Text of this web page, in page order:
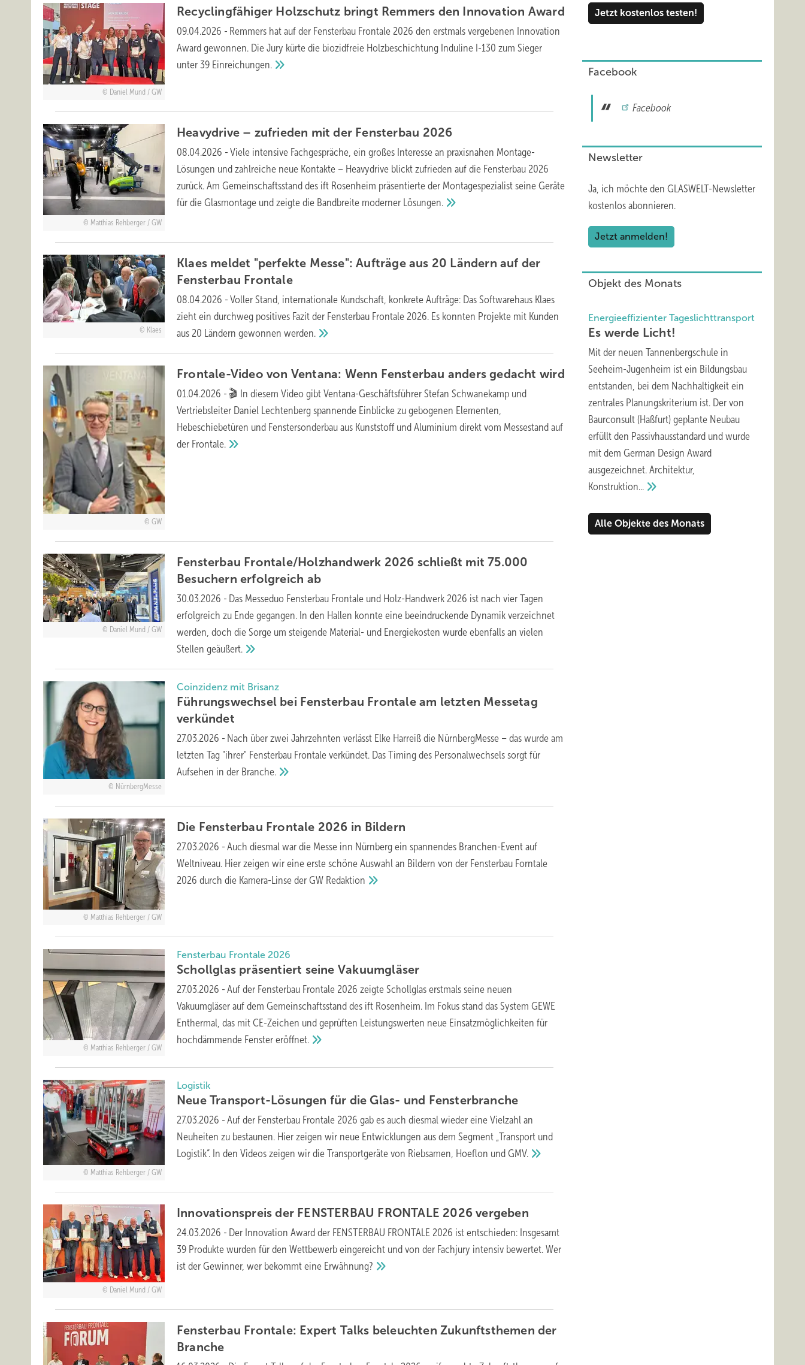
Daniel Mund / GW
Recyclingfähiger Holzschutz bringt Remmers den Innovation Award
09.04.2026 - Remmers hat auf der Fensterbau Frontale 2026 den erstmals vergebenen Innovation
Award gewonnen. Die Jury kürte die biozidfreie Holzbeschichtung Induline I-130 zum Sieger
unter 39 Einreichungen.
Matthias Rehberger / GW
Heavydrive – zufrieden mit der Fensterbau 2026
08.04.2026 - Viele intensive Fachgespräche, ein großes Interesse an praxisnahen Montage-
Lösungen und zahlreiche neue Kontakte – Heavydrive blickt zufrieden auf die Fensterbau 2026
zurück. Am Gemeinschaftsstand des ift Rosenheim präsentierte der Montagespezialist seine Geräte
für die Glasmontage und zeigte die Bandbreite moderner Lösungen.
Klaes
Klaes meldet "perfekte Messe": Aufträge aus 20 Ländern auf der
Fensterbau Frontale
08.04.2026 - Voller Stand, internationale Kundschaft, konkrete Aufträge: Das Softwarehaus Klaes
zieht ein durchweg positives Fazit der Fensterbau Frontale 2026. Es konnten Projekte mit Kunden
aus 20 Ländern gewonnenwerden.
GW
Frontale-Video von Ventana: Wenn Fensterbau anders gedacht wird
01.04.2026 - 🎬 In diesem Video gibt Ventana-Geschäftsführer Stefan Schwanekamp und
Vertriebsleiter Daniel Lechtenberg spannende Einblicke zu gebogenen Elementen,
Hebeschiebetüren und Fenstersonderbau aus Kunststoff und Aluminium direkt vom Messestand auf
der Frontale.
Daniel Mund / GW
Fensterbau Frontale/Holzhandwerk 2026 schließt mit 75.000
Besuchern erfolgreich ab
30.03.2026 - Das Messeduo Fensterbau Frontale und Holz-Handwerk 2026 ist nach vier Tagen
erfolgreich zu Ende gegangen. In den Hallen konnte eine beeindruckende Dynamik verzeichnet
werden, doch die Sorge um steigende Material- und Energiekosten wurde ebenfalls an vielen
Stellengeäußert.
NürnbergMesse
Coinzidenz mit Brisanz
Führungswechsel bei Fensterbau Frontale am letzten Messetag
verkündet
27.03.2026 - Nach über zwei Jahrzehnten verlässt Elke Harreiß die NürnbergMesse – das wurde am
letzten Tag "ihrer" Fensterbau Frontale verkündet. Das Timing des Personalwechsels sorgt für
Aufsehen in der Branche.
Matthias Rehberger / GW
Die Fensterbau Frontale 2026 in Bildern
27.03.2026 - Auch diesmal war die Messe inn Nürnberg ein spannendes Branchen-Event auf
Weltniveau. Hier zeigen wir eine erste schöne Auswahl an Bildern von der Fensterbau Forntale
2026 durch die Kamera-Linse der GW Redaktion
Matthias Rehberger / GW
Fensterbau Frontale 2026
Schollglas präsentiert seine Vakuumgläser
27.03.2026 - Auf der Fensterbau Frontale 2026 zeigte Schollglas erstmals seine neuen
Vakuumgläser auf dem Gemeinschaftsstand des ift Rosenheim. Im Fokus stand das System GEWE
Enthermal, das mit CE-Zeichen und geprüften Leistungswerten neue Einsatzmöglichkeiten für
hochdämmende Fenstereröffnet.
Matthias Rehberger / GW
Logistik
Neue Transport-Lösungen für die Glas- und Fensterbranche
27.03.2026 - Auf der Fensterbau Frontale 2026 gab es auch diesmal wieder eine Vielzahl an
Neuheiten zu bestaunen. Hier zeigen wir neue Entwicklungen aus dem Segment „Transport und
Logistik“. In den Videos zeigen wir die Transportgeräte von Riebsamen, Hoeflon undGMV.
Daniel Mund / GW
Innovationspreis der FENSTERBAU FRONTALE 2026vergeben
24.03.2026 - Der Innovation Award der FENSTERBAU FRONTALE 2026 ist entschieden: Insgesamt
39 Produkte wurden für den Wettbewerb eingereicht und von der Fachjury intensiv bewertet. Wer
ist der Gewinner, wer bekommt eine Erwähnung?
Fensterbau Frontale: Expert Talks beleuchten Zukunftsthemen der
Branche
Jetzt kostenlos testen!
Facebook
Facebook
Newsletter
Ja, ich möchte den GLASWELT-Newsletter
kostenlos abonnieren.
Jetzt anmelden!
Objekt des Monats
Energieeffizienter Tageslichttransport
Es werde Licht!
Mit der neuen Tannenbergschule in
Seeheim-Jugenheim ist ein Bildungsbau
entstanden, bei dem Nachhaltigkeit ein
zentrales Planungskriterium ist. Der von
Baurconsult (Haßfurt) geplante Neubau
erfüllt den Passivhausstandard und wurde
mit dem German Design Award
ausgezeichnet. Architektur,
Konstruktion...
Alle Objekte des Monats